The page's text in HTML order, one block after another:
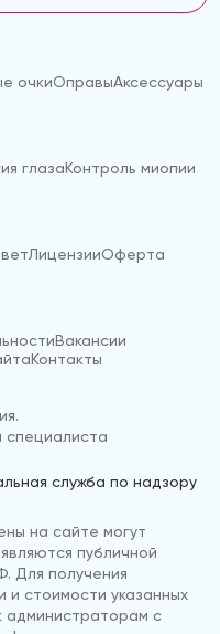
очкиОправыАксессуары
глазаКонтроль миопии
ЛицензииОферта
Вакансии
Контакты
специалиста
служба по надзору
на сайте могут
публичной
Для получения
стоимости указанных
администраторам с